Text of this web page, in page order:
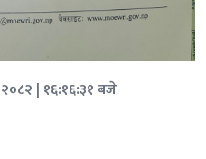
| १६:१६:३१ बजे